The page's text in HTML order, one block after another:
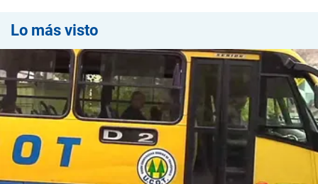
Lo más visto